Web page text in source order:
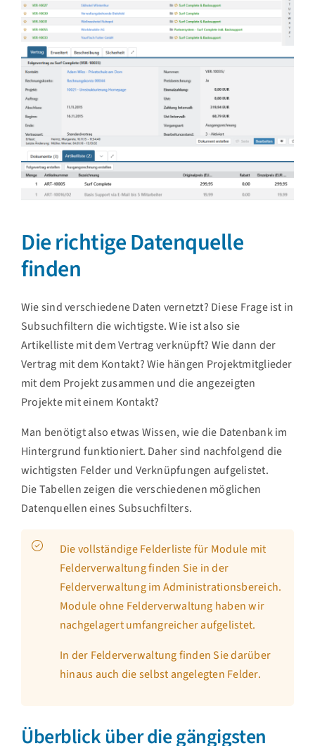
Die richtige Datenquelle
finden
Wie sind verschiedene Daten vernetzt? Diese Frage ist in
Subsuchfiltern die wichtigste. Wie ist also sie
Artikelliste mit dem Vertrag verknüpft? Wie dann der
Vertrag mit dem Kontakt? Wie hängen Projektmitglieder
mit dem Projekt zusammen und die angezeigten
Projekte mit einem Kontakt?
Man benötigt also etwas Wissen, wie die Datenbank im
Hintergrund funktioniert. Daher sind nachfolgend die
wichtigsten Felder und Verknüpfungen aufgelistet.
Die Tabellen zeigen die verschiedenen möglichen
Datenquellen eines Subsuchfilters.
Die vollständige Felderliste für Module mit
Felderverwaltung finden Sie in der
Felderverwaltung im Administrationsbereich.
Module ohne Felderverwaltung haben wir
nachgelagert umfangreicher aufgelistet.
In der Felderverwaltung finden Sie darüber
hinaus auch die selbst angelegten Felder.
Überblick über die gängigsten